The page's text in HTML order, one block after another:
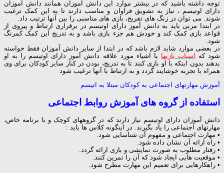
توجه داشته باشید که در بیشتر موارد این دانش آموزان همانند دانش آموزان
دارای اوتیسم ، نیاز به تشویق فراوان و مناسب دارند تا به این کمک ترغیب
شوند. می توان در زنگ های تفریح، بازی های مناسبی را بین آنها ترتیب داد.
در ابتدا مربی باید به دانش آموز دارای اوتیسم در برقراری ارتباط و پیروی از
قواعد بازی کمک کند و خودش هم جزء بازی باشد و به تدریج این کمک کمرنگ
شود.
در بعضی موارد شاید لازم باشد که در ابتدا از سایر دانش آموزان فقط خواسته
شود که
اسباب بازیها یا اشیاء مورد علاقه دانش آموز دارای اوتیسم را به او
بدهند بدون اینکه با او بازی کنند تا به تدریج، بودن در کنار سایر کودکان برای وی
همراه با تجربه خوشایند گردد و به ارتباط با آنها ترغیب شود
آموزش مهارتهای اجتماعی به کودکان مبتلا به اتیسم
استفاده از گروه های آموزش روابط اجتماعی
دانش آموزان دارای اوتیسم نیاز دارند که در گروههای کوچک و با برنامه خاص،
مهارتهای اجتماعی را یاد بگیرند. در اینگونه کلاس ها باید :
• مهارت اجتماعی و مفهوم آن شناسایی شود.
• راه ارائه آن نشان داده شود.
• رفتار مطلوب به صورت نمایشی و بازی ارائه گردد.
• موقعیت هایی ایجاد شود که آن را تمرین کنند.
• راهکارهایی برای تعمیم این مهارت مطرح شود.